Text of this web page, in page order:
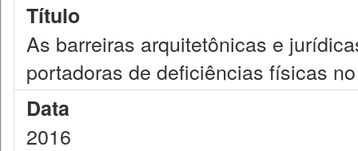
Título
As barreiras arquitetônicas e
portadoras de deficiências físicas
Data
2016